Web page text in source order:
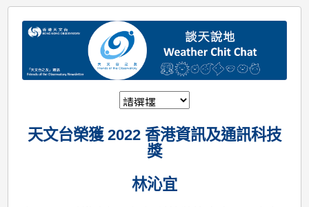
天文台榮獲 2022 香港資訊及通訊科技
獎
林沁宜